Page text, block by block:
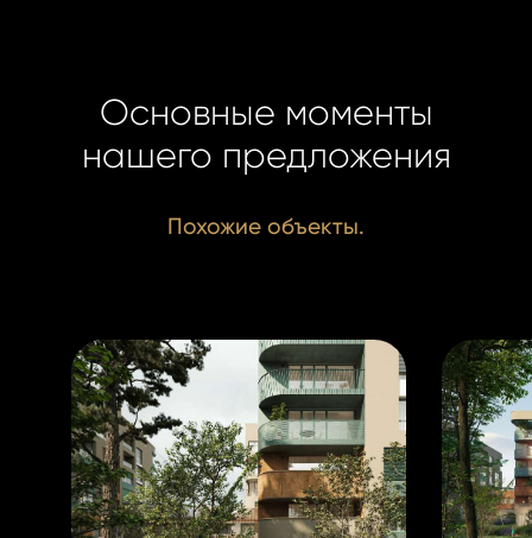
Основные моменты
нашего предложения
Похожие объекты.